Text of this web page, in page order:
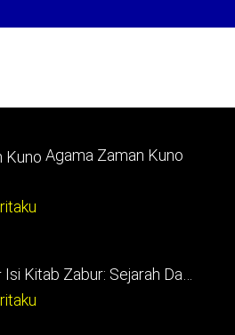
Agama Zaman Kuno
Isi Kitab Zabur: Sejarah Da…